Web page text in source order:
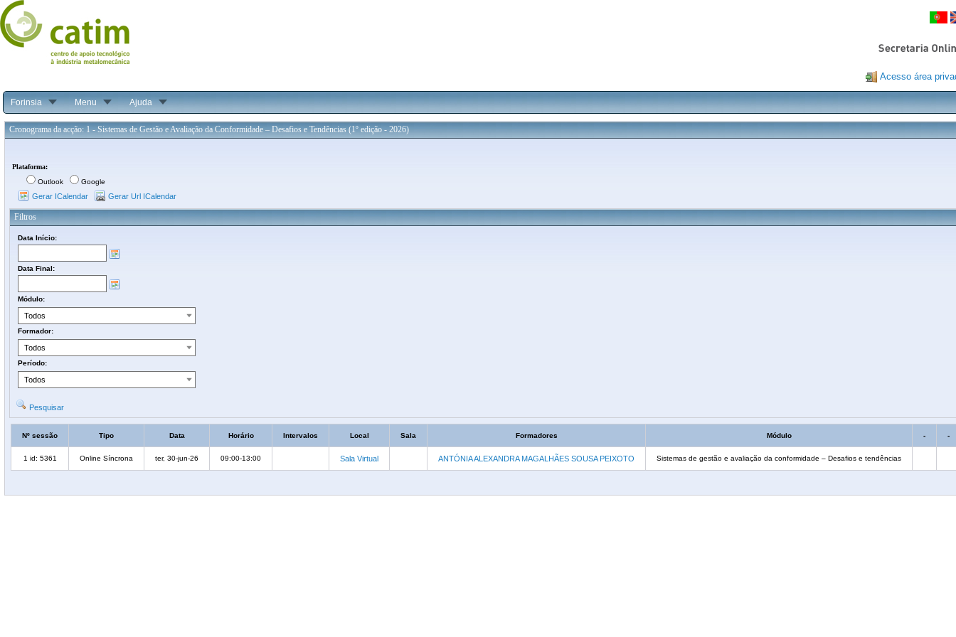
Acesso área
Forinsia Menu Ajuda
Cronograma da acção: 1 - Sistemas de Gestão e Avaliação da Conformidade – Desafios e Tendências (1º edição - 2026)
Plataforma:
Outlook
Google
Gerar ICalendar Gerar Url ICalendar
Filtros
Data Início:
Data Final:
Módulo:
Formador:
Período:
Pesquisar
Nº sessão Tipo Data Horário Intervalos Local Sala Formadores Módulo - -
1 id: 5361 Online Síncrona ter, 30-jun-26 09:00-13:00 Sala Virtual ANTÓNIA ALEXANDRA MAGALHÃES SOUSA PEIXOTO Sistemas de gestão e avaliação da conformidade – Desafios e tendências